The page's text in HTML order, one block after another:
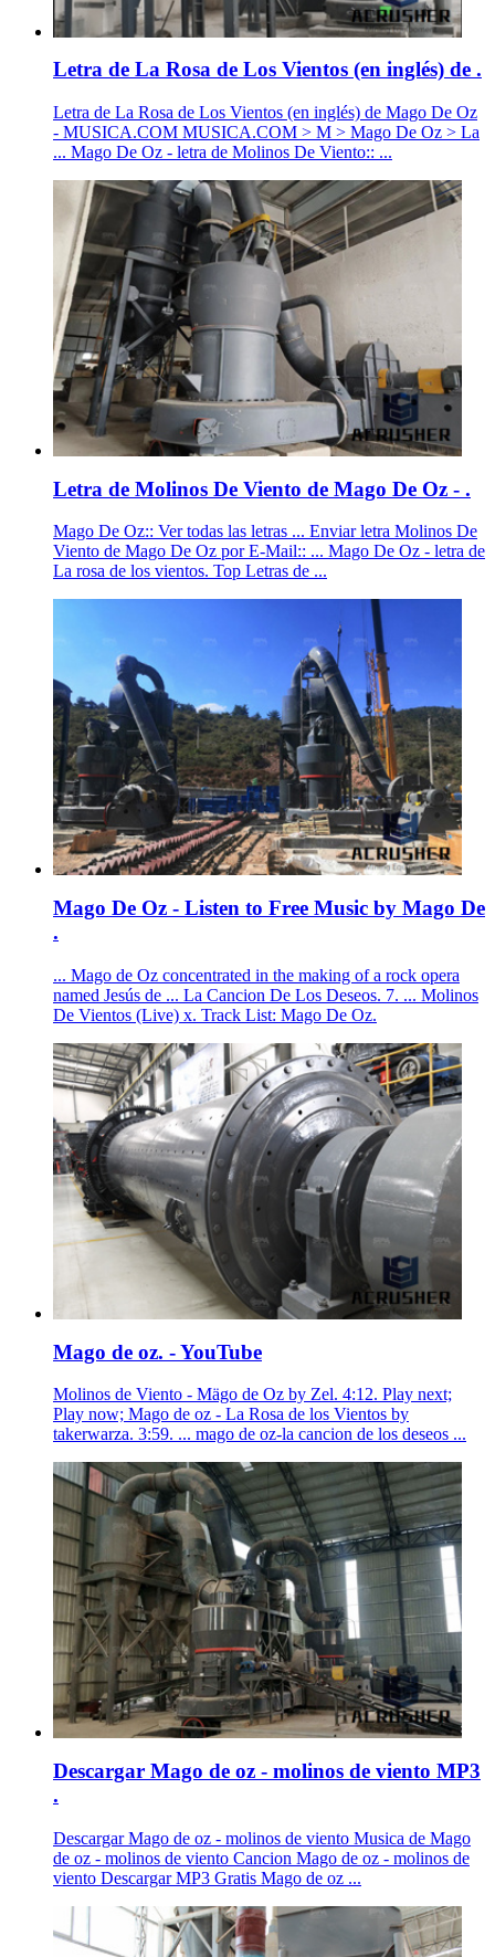
Letra de La Rosa de Los Vientos (en inglés) de .
Letra de La Rosa de Los Vientos (en inglés) de Mago De Oz
- MUSICA.COM MUSICA.COM > M > Mago De Oz > La
... Mago De Oz - letra de Molinos De Viento:: ...
Letra de Molinos De Viento de Mago De Oz - .
Mago De Oz:: Ver todas las letras ... Enviar letra Molinos De
Viento de Mago De Oz por E-Mail:: ... Mago De Oz - letra de
La rosa de los vientos. Top Letras de ...
Mago De Oz - Listen to Free Music by Mago De
.
... Mago de Oz concentrated in the making of a rock opera
named Jesús de ... La Cancion De Los Deseos. 7. ... Molinos
De Vientos (Live) x. Track List: Mago De Oz.
Mago de oz. - YouTube
Molinos de Viento - Mägo de Oz by Zel. 4:12. Play next;
Play now; Mago de oz - La Rosa de los Vientos by
takerwarza. 3:59. ... mago de oz-la cancion de los deseos ...
Descargar Mago de oz - molinos de viento MP3
.
Descargar Mago de oz - molinos de viento Musica de Mago
de oz - molinos de viento Cancion Mago de oz - molinos de
viento Descargar MP3 Gratis Mago de oz ...